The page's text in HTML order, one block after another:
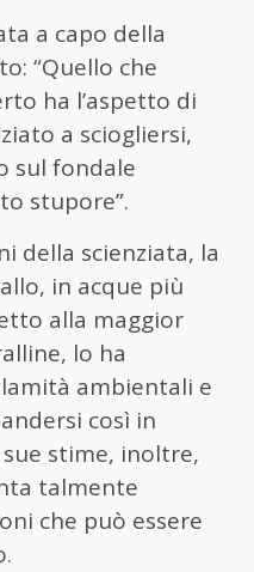
a capo della
“Quello che
ha l’aspetto di
a sciogliersi,
sul fondale
stupore”.
della scienziata, la
in acque più
alla maggior
lo ha
ambientali e
così in
stime, inoltre,
talmente
che può essere